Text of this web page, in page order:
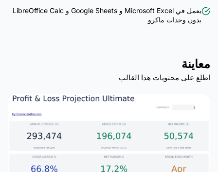
يعمل في Microsoft Excel و Google Sheets و LibreOffice Calc
بدون وحدات ماكرو
معاينة
اطلع على محتويات هذا القالب